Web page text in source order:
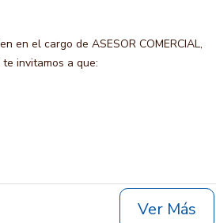
en el cargo de ASESOR COMERCIAL,
invitamos a que:
Ver Más